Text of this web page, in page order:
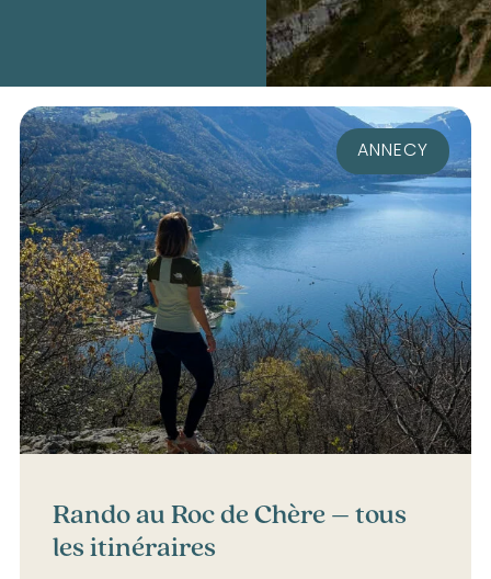
ANNECY
Rando au Roc de Chère – tous
les itinéraires